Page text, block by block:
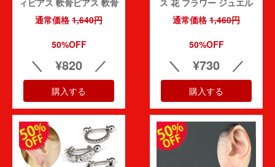
ィピアス 軟骨ピアス 軟骨
耳用 イヤーロブ 軟骨用
トラガス ヘリックス スト
レートバーベル シルバー
ゴールド ピンクゴールド
個性派 クモ urk
通常価格 1,640円
50%OFF
＼ ¥820 ／
購入する
ス 花 フラワー ジュエル
かわいい シルバー ゴール
ド ピンクゴールド サージ
カルステンレス 耳 おしゃ
れ イヤー urk
通常価格 1,460円
50%OFF
＼ ¥730 ／
購入する
す！「ケース希望」
__R__0_0さん
投稿日：2026-07-
迅速な対応、かつ手書きメッセージも嬉しかったです♪ありがとうご